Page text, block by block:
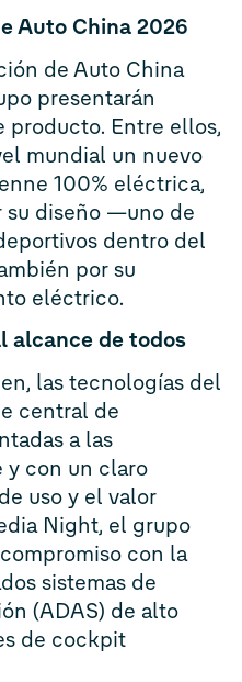
Auto China 2026
de Auto China
presentarán
producto. Entre ellos,
mundial un nuevo
100% eléctrica,
su diseño —uno de
dentro del
por su
eléctrico.
alcance de todos
las tecnologías del
central de
a las
y con un claro
uso y el valor
Night, el grupo
con la
sistemas de
(ADAS) de alto
de cockpit